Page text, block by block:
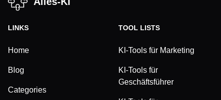
LINKS
Home
Blog
Categories
TOOL LISTS
KI-Tools für Marketing
KI-Tools für
Geschäftsführer